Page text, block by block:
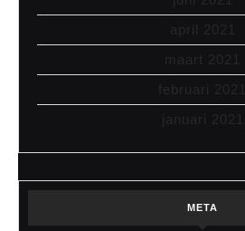
april 2021
maart 2021
februari 2021
januari 2021
META